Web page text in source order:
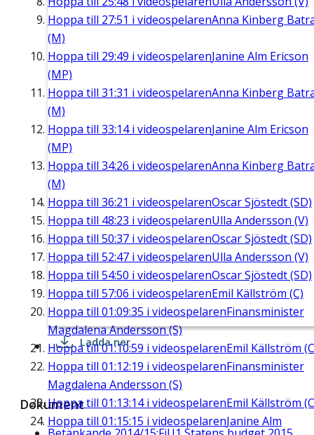
Hoppa till 27:51 i videospelarenAnna Kinberg
(M)
Hoppa till 29:49 i videospelarenJanine Alm Ericson
(MP)
Hoppa till 31:31 i videospelarenAnna Kinberg
(M)
Hoppa till 33:14i videospelarenJanine Alm Ericson
(MP)
Hoppa till 34:26 i videospelarenAnna Kinberg
(M)
Hoppa till 36:21 i videospelarenOscar Sjöstedt (SD)
Hoppa till 48:23 i videospelarenUlla Andersson (V)
Hoppa till 50:37 i videospelarenOscar Sjöstedt (SD)
Hoppa till 52:47 i videospelarenUlla Andersson (V)
Hoppa till 54:50 i videospelarenOscar Sjöstedt (SD)
Hoppa till 57:06 i videospelarenEmil Källström (C)
Hoppa till 01:09:35 i videospelarenFinansminister
Magdalena Andersson (S)
Hoppa till01:10:59 i videospelarenEmil Källström
Hoppa till 01:12:19 i videospelarenFinansminister
Magdalena Andersson (S)
Hoppa till 01:13:14i videospelarenEmil Källström
Hoppa till 01:15:15 i videospelarenJanine Alm
Ladda ner
Dokument